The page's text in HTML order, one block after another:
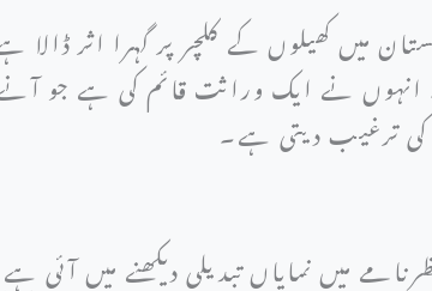
میں کھیلوں کے کلچر پر گہرا اثر
نے ایک وراثت قائم کی ہے جو آنے
ترغیب دیتی ہے۔
میں نمایاں تبدیلی دیکھنے میں